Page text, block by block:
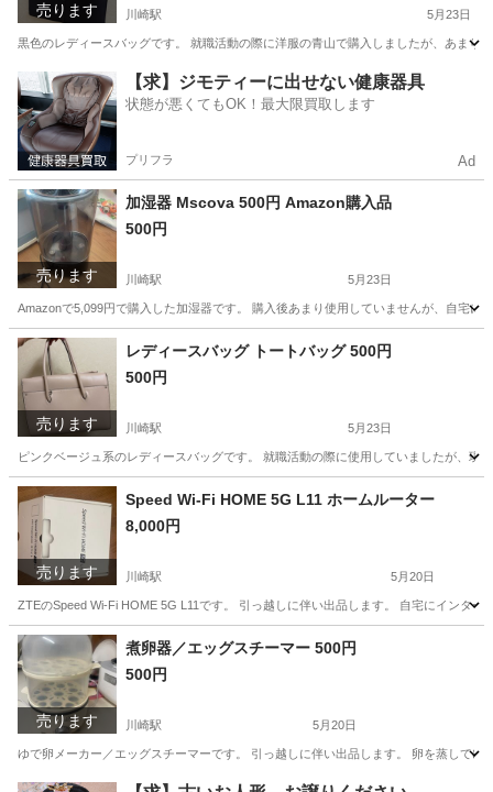
売ります 川崎駅 5月23日
黒色のレディースバッグです。 就職活動の際に洋服の青山で購入しましたが、あま
神奈川 川崎市 川崎駅 バッグ 洋服の青山
【求】ジモティーに出せない健康器具
状態が悪くてもOK！最大限買取します
プリフラ Ad
売ります
加湿器 Mscova 500円 Amazon購入品
500円
川崎駅 5月23日
Amazonで5,099円で購入した加湿器です。 購入後あまり使用していませんが、自宅
神奈川 川崎市 川崎駅 季節、空調家電 Amazon
売ります
レディースバッグ トートバッグ 500円
500円
川崎駅 5月23日
ピンクベージュ系のレディースバッグです。 就職活動の際に使用していましたが、
神奈川 川崎市
売ります
Speed Wi-Fi HOME 5G L11 ホームルーター
8,000円
川崎駅 5月20日
ZTEのSpeed Wi-Fi HOME 5G L11です。 引っ越しに伴い出品します。 自宅にインタ
神奈川 川崎市 川崎駅 周辺機器 ホームルーター
売ります
煮卵器／エッグスチーマー 500円
500円
川崎駅 5月20日
ゆで卵メーカー／エッグスチーマーです。 引っ越しに伴い出品します。 卵を蒸して
神奈川 川崎駅 キッチン家電 小型